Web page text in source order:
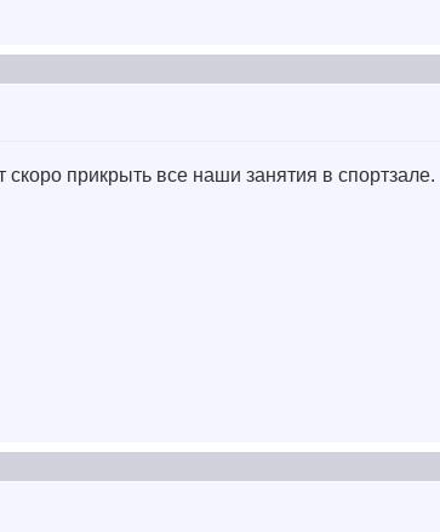
прикрыть все наши занятия в спортзале.